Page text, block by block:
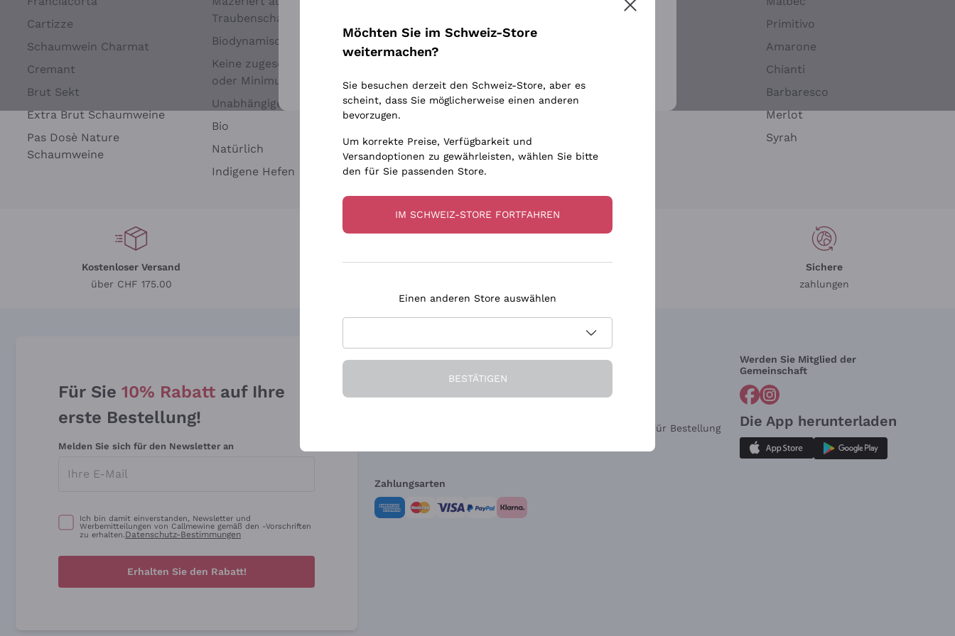
Cartizze
Schaumwein Charmat
Cremant
Brut Sekt
Extra Brut Schaumweine
Pas Dosè Nature
Schaumweine
Traubenschalen
Biodynamisch
Keine zugesetzten Sulfite
oder Minimum
Unabhängige Weinbauern
Bio
Natürlich
Indigene Hefen
Biondi Santi
Argiolas
Zenato
Ca' dei Frati
Chardonnay
Primitivo
Amarone
Chianti
Barbaresco
Merlot
Syrah
Kostenloser Versand
über CHF 175.00
Sichere
zahlungen
Für Sie 10% Rabatt auf Ihre
erste Bestellung!
Melden Sie sich für den Newsletter an
Ich bin damit einverstanden, Newsletter und
Werbemitteilungen von Callmewine gemäß den -Vorschriften
zu erhalten.Datenschutz-Bestimmungen
Erhalten Sie den Rabatt!
Die Firma Brauchen Sie Hilfe?
Widerrufsformular für Bestellung
Werden Sie Mitglied der
Gemeinschaft
Die App herunterladen
Zahlungsarten
Weitere Informationen finden Sie in unserem Datenschutz-Bestimmungen
Möchten Sie im Schweiz-Store
weitermachen?
Sie besuchen derzeit den Schweiz-Store, aber es
scheint, dass Sie möglicherweise einen anderen
bevorzugen.
Um korrekte Preise, Verfügbarkeit und
Versandoptionen zu gewährleisten, wählen Sie bitte
den für Sie passenden Store.
IM SCHWEIZ-STORE FORTFAHREN
Einen anderen Store auswählen
BESTÄTIGEN